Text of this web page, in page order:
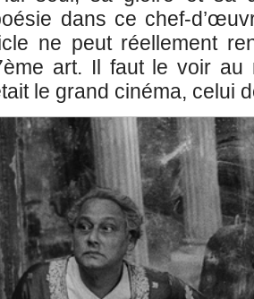
dans ce chef-
ne peut réellement
art. Il faut le voir au
le grand cinéma, celui